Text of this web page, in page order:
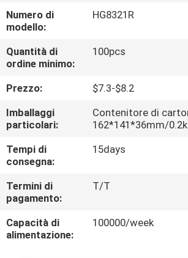
CONTROLLO
DI
QUALITÀ
CONTATTICI
RICHIEDA
UNA
CITAZIONE
MAPPA
Numero di
modello:
HG8321R
Quantità di
ordine minimo:
100pcs
Prezzo:
$7.3-$8.2
Imballaggi
particolari:
Contenitore di
162*141*36mm/
Tempi di
consegna:
15days
Termini di
pagamento:
T/T
Capacità di
alimentazione:
100000/week